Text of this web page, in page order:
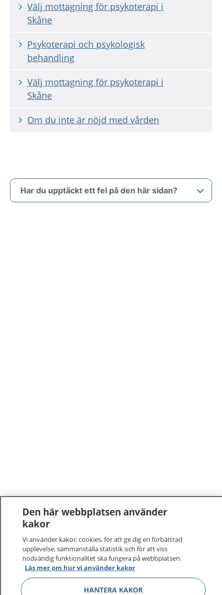
Välj mottagning för psykoterapi i
Skåne
Psykoterapi och psykologisk
behandling
Välj mottagning för psykoterapi i
Skåne
Om du inte är nöjd med vården
Har du upptäckt ett fel på den här sidan?
Den här webbplatsen använder
kakor
Vi använder kakor, cookies, för att ge dig en förbättrad
upplevelse, sammanställa statistik och för att viss
nödvändig funktionalitet ska fungera på webbplatsen.
Läs mer om hur vi använder kakor
HANTERA KAKOR